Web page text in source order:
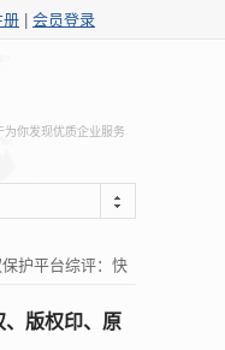
册 会员登录
为你发现优质企业服务
护平台综评：快
版权印、原